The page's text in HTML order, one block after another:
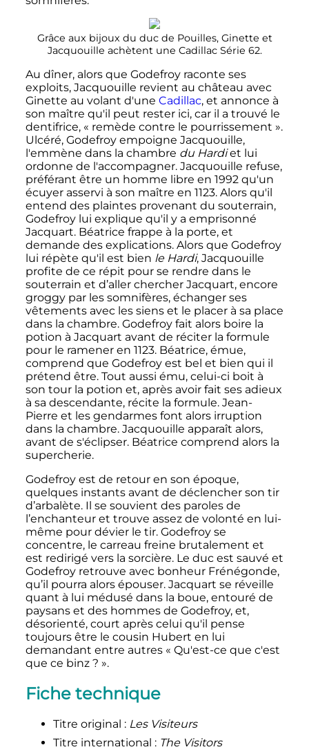
Grâce aux bijoux du duc de Pouilles, Ginette et
Jacquouille achètent une Cadillac Série 62.
Au dîner, alors que Godefroy raconte ses
exploits, Jacquouille revient au château avec
Ginette au volant d'une Cadillac, et annonce à
son maître qu'il peut rester ici, car il a trouvé le
dentifrice, « remède contre le pourrissement ».
Ulcéré, Godefroy empoigne Jacquouille,
l'emmène dans la chambre du Hardiet lui
ordonne de l'accompagner. Jacquouille refuse,
préférant être un homme libre en 1992 qu'un
écuyer asservi à son maître en 1123. Alors qu'il
entend des plaintes provenant du souterrain,
Godefroy lui explique qu'il y a emprisonné
Jacquart. Béatrice frappe à la porte, et
demande des explications. Alors que Godefroy
lui répète qu'il est bien le Hardi, Jacquouille
profite de ce répit pour se rendre dans le
souterrain et d’aller chercher Jacquart, encore
groggy par les somnifères, échanger ses
vêtements avec les siens et le placer à sa place
dans la chambre. Godefroy fait alors boire la
potion à Jacquart avant de réciter la formule
pour le ramener en 1123. Béatrice, émue,
comprend que Godefroy est bel et bien qui il
prétend être. Tout aussi ému, celui-ci boit à
son tour la potion et, après avoir fait ses adieux
à sa descendante, récite la formule. Jean-
Pierre et les gendarmes font alors irruption
dans la chambre. Jacquouille apparaît alors,
avant de s'éclipser. Béatrice comprend alors la
supercherie.
Godefroy est de retour en son époque,
quelques instants avant de déclencher son tir
d’arbalète. Il se souvient des paroles de
l’enchanteur et trouve assez de volonté en lui-
même pour dévier le tir. Godefroy se
concentre, le carreau freine brutalement et
est redirigé vers la sorcière. Le duc est sauvé et
Godefroy retrouve avec bonheur Frénégonde,
qu’il pourra alors épouser. Jacquart se réveille
quant à lui médusé dans la boue, entouré de
paysans et des hommes de Godefroy, et,
désorienté, court après celui qu'il pense
toujours être le cousin Hubert en lui
demandant entre autres « Qu'est-ce que c'est
que ce binz? ».
Fiche technique
Titre original : Les Visiteurs
Titre international : The Visitors